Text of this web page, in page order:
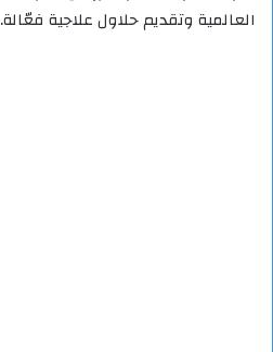
العالمية وتقديم حلاول علاجية فعّالة.